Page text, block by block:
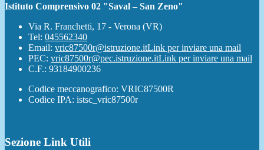
Istituto Comprensivo 02 "Saval – San Zeno"
Via R. Franchetti, 17 - Verona (VR)
Tel: 045562340
Email: vric87500r@istruzione.itLink per inviare una mail
PEC: vric87500r@pec.istruzione.itLink per inviare una mail
C.F.: 93184900236
Codice meccanografico: VRIC87500R
Codice IPA: istsc_vric87500r
Sezione Link Utili